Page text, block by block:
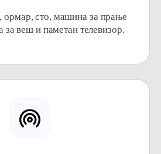
ормар, сто, машина за прање
веш и паметан телевизор.